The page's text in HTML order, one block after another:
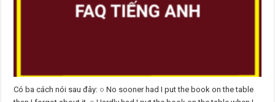
Có ba cách nói sau đây: ○ No sooner had I put the book on the table